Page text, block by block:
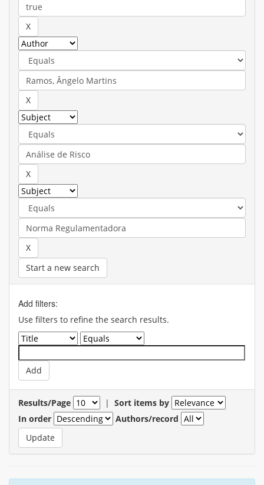
Start a new search
Add filters:
Use filters to refine the search results.
Results/Page | Sort items by
In order
Authors/record